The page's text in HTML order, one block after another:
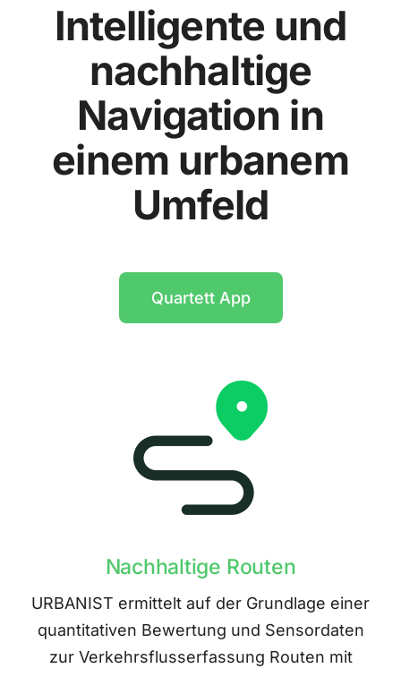
Intelligente und
nachhaltige
Navigation in
einem urbanem
Umfeld
Quartett App
Nachhaltige Routen
URBANIST ermittelt auf der Grundlage einer
quantitativen Bewertung und Sensordaten
zur Verkehrsflusserfassung Routen mit